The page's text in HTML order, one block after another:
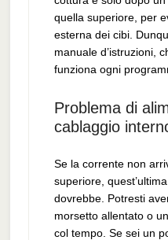
quella superiore, per
esterna dei cibi.
manuale d’istruzioni,
funziona ogni
Problema di
cablaggio
Se la corrente non
superiore,
dovrebbe. Potresti
morsetto allentato o
col tempo. Se sei un